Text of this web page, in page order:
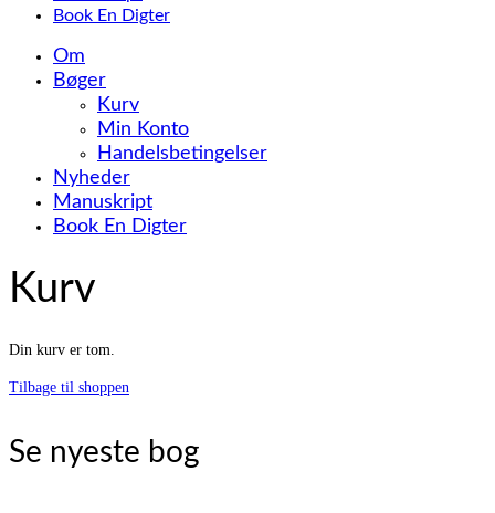
Book En Digter
Om
Bøger
Kurv
Min Konto
Handelsbetingelser
Nyheder
Manuskript
Book En Digter
Kurv
Din kurv er tom.
Tilbage til shoppen
Se nyeste bog